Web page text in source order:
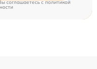
соглашаетесь cполитикой